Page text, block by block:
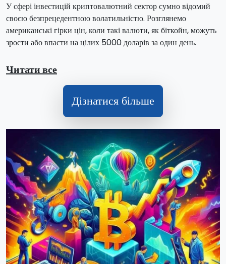
У сфері інвестицій криптовалютний сектор сумно відомий
своєю безпрецедентною волатильністю. Розглянемо
американські гірки цін, коли такі валюти, як біткойн, можуть
зрости або впасти на цілих 5000 доларів за один день.
Читати все
Дізнатися більше